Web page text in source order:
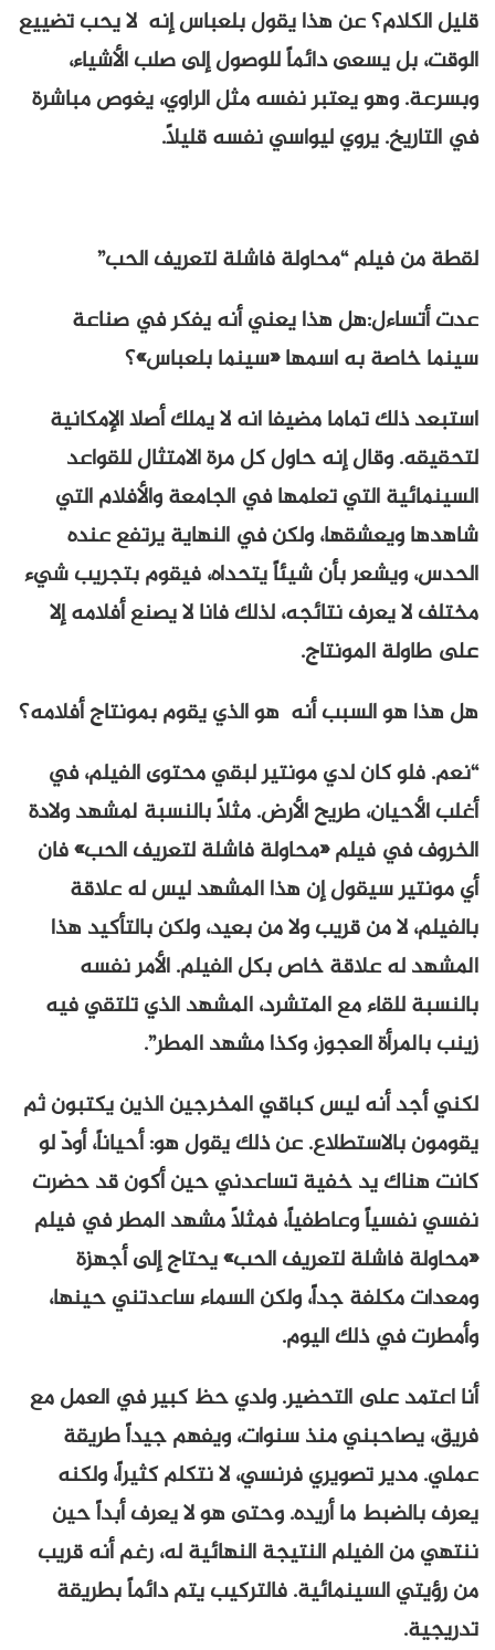
قليل الكلام؟ عن هذا يقول بلعباس إنه لا يحب تضييع
الوقت، بل يسعى دائماً للوصول إلى صلب الأشياء،
وبسرعة. وهو يعتبر نفسه مثل الراوي، يغوص مباشرة
في التاريخ. يروي ليواسي نفسه قليلاً.
لقطة من فيلم “محاولة فاشلة لتعريف الحب”
عدت أتساءل:هل هذا يعني أنه يفكر في صناعة
سينما خاصة به اسمها «سينما بلعباس»؟
استبعد ذلك تماما مضيفا انه لا يملك أصلا الإمكانية
لتحقيقه. وقال إنه حاول كل مرة الامتثال للقواعد
السينمائية التي تعلمها في الجامعة والأفلام التي
شاهدها ويعشقها، ولكن في النهاية يرتفع عنده
الحدس، ويشعر بأن شيئاً يتحداه، فيقوم بتجريب شيء
مختلف لا يعرف نتائجه، لذلك فانا لا يصنع أفلامه إلا
على طاولة المونتاج.
هل هذا هو السبب أنه هو الذي يقوم بمونتاج أفلامه؟
“نعم. فلو كان لدي مونتير لبقي محتوى الفيلم، في
أغلب الأحيان، طريح الأرض. مثلاً بالنسبة لمشهد ولادة
الخروف في فيلم «محاولة فاشلة لتعريف الحب» فان
أي مونتير سيقول إن هذا المشهد ليس له علاقة
بالفيلم، لا من قريب ولا من بعيد، ولكن بالتأكيد هذا
المشهد له علاقة خاص بكل الفيلم. الأمر نفسه
بالنسبة للقاء مع المتشرد، المشهد الذي تلتقي فيه
زينب بالمرأة العجوز، وكذا مشهد المطر”.
لكني أجد أنه ليس كباقي المخرجين الذين يكتبون ثم
يقومون بالاستطلاع. عن ذلك يقول هو: أحياناً، أودّ لو
كانت هناك يد خفية تساعدني حين أكون قد حضرت
نفسي نفسياً وعاطفياً، فمثلاً مشهد المطر في فيلم
«محاولة فاشلة لتعريف الحب» يحتاج إلى أجهزة
ومعدات مكلفة جداً، ولكن السماء ساعدتني حينها،
وأمطرت في ذلك اليوم.
أنا اعتمد على التحضير. ولدي حظ كبير في العمل مع
فريق، يصاحبني منذ سنوات، ويفهم جيداً طريقة
عملي. مدير تصويري فرنسي، لا نتكلم كثيراً، ولكنه
يعرف بالضبط ما أريده. وحتى هو لا يعرف أبداً حين
ننتهي من الفيلم النتيجة النهائية له، رغم أنه قريب
من رؤيتي السينمائية. فالتركيب يتم دائماً بطريقة
تدريجية.